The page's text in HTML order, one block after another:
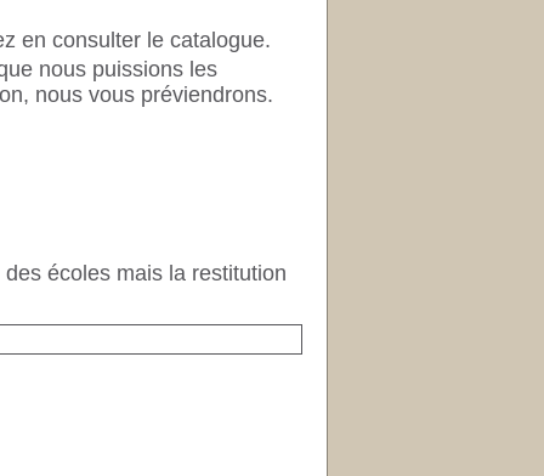
en consulter le catalogue.
nous puissions les
nous vous préviendrons.
écoles mais la restitution